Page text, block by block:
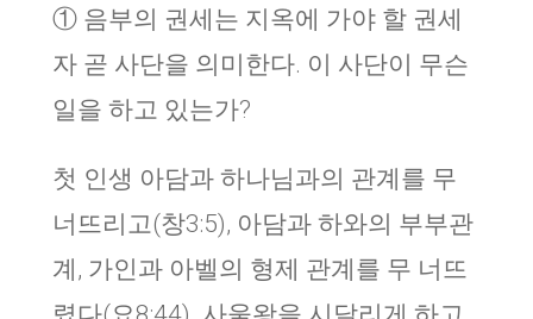
① 음부의 권세는 지옥에 가야 할 권세
자 곧 사단을 의미한다. 이 사단이 무슨
일을 하고 있는가?
첫 인생 아담과 하나님과의 관계를 무
너뜨리고(창3:5), 아담과 하와의 부부관
계, 가인과 아벨의 형제 관계를 무 너뜨